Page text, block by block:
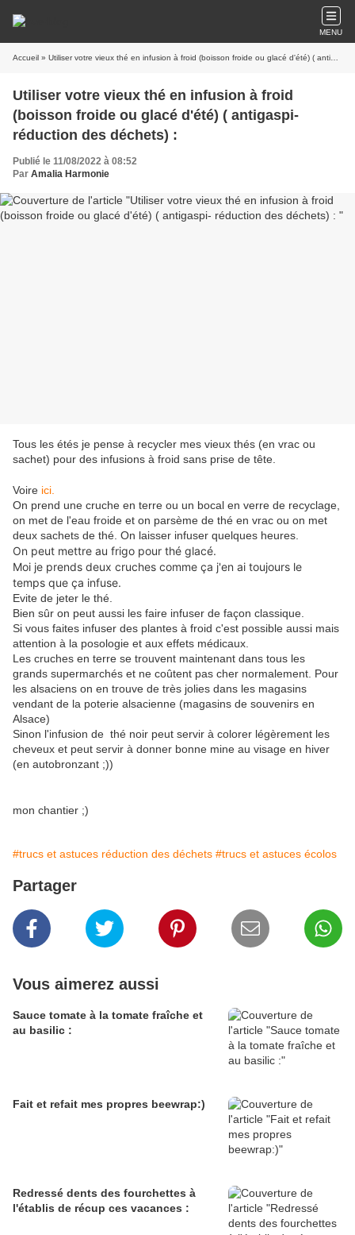
MENU
Accueil » Utiliser votre vieux thé en infusion à froid (boisson froide ou glacé d'été) ( antigaspi- réduction des déchets) :
Utiliser votre vieux thé en infusion à froid
(boisson froide ou glacé d'été) ( antigaspi-
réduction des déchets) :
Publié le 11/08/2022 à 08:52
Par Amalia Harmonie
Tous les étés je pense à recycler mes vieux thés (en vrac ou
sachet) pour des infusions à froid sans prise de tête.
Voire ici.
On prend une cruche en terre ou un bocal en verre de recyclage,
on met de l'eau froide et on parsème de thé en vrac ou on met
deux sachets de thé. On laisser infuser quelques heures.
On peut mettre au frigo pour thé glacé.
Moi je prends deux cruches comme ça j'en ai toujours le
temps que ça infuse.
Evite de jeter le thé.
Bien sûr on peut aussi les faire infuser de façon classique.
Si vous faites infuser des plantes à froid c'est possible aussi mais
attention à la posologie et aux effets médicaux.
Les cruches en terre se trouvent maintenant dans tous les
grands supermarchés et ne coûtent pas cher normalement. Pour
les alsaciens on en trouve de très jolies dans les magasins
vendant de la poterie alsacienne (magasins de souvenirs en
Alsace)
Sinon l'infusion de thé noir peut servir à colorer légèrement les
cheveux et peut servir à donner bonne mine au visage en hiver
(en autobronzant ;))
mon chantier ;)
#trucs et astuces réduction des déchets #trucs et astuces écolos
Partager
Vous aimerez aussi
Sauce tomate à la tomate fraîche et
au basilic :
Fait et refait mes propres beewrap:)
Redressé dents des fourchettes à
l'établis de récup ces vacances :